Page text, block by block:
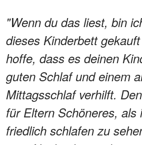
"Wenn du das liest, bin
dieses Kinderbett
hoffe, dass es deinen
guten Schlaf und einem
Mittagsschlaf verhilft.
für Eltern Schöneres, als
friedlich schlafen zu